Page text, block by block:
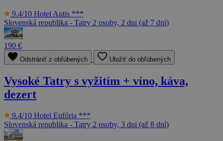
9.4/10 Hotel Autis ***
Slovenská republika - Tatry 2 osoby, 2 dni (až 7 dní)
190 €
Odstrániť z obľúbených Uložiť do obľúbených
Vysoké Tatry s vyžitím + víno, káva,
dezert
9.4/10 Hotel Eufória ***
Slovenská republika - Tatry 2 osoby, 3 dni (až 8 dní)